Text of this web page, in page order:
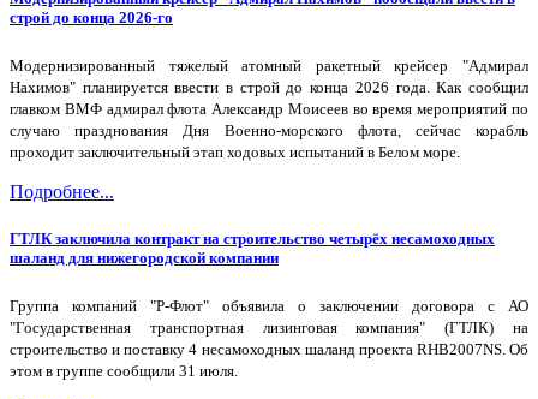
строй до конца 2026-го
Модернизированный тяжелый атомный ракетный крейсер "Адмирал
Нахимов" планируется ввести в строй до конца 2026 года. Как сообщил
главком ВМФ адмирал флота Александр Моисеев во время мероприятий по
случаю празднования Дня Военно-морского флота, сейчас корабль
проходит заключительный этап ходовых испытаний в Белом море.
Подробнее...
ГТЛК заключила контракт на строительство четырёх несамоходных
шаланд для нижегородской компании
Группа компаний "Р-Флот" объявила о заключении договора с АО
"Государственная транспортная лизинговая компания" (ГТЛК) на
строительство и поставку 4 несамоходных шаланд проекта RHB2007NS. Об
этом в группе сообщили 31 июля.